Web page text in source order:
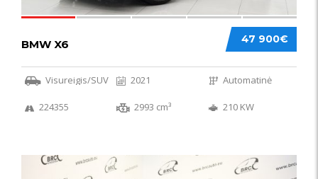
47 900€
BMW X6
Visureigis/SUV 2021 Automatinė
224355 2993 cm³ 210 KW
52